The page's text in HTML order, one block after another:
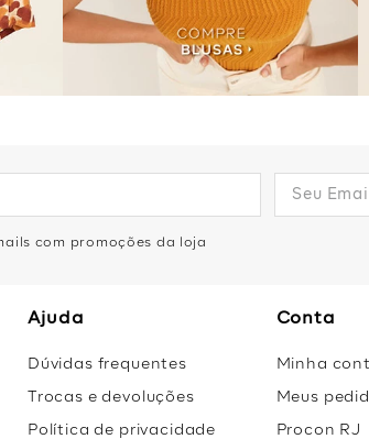
com promoções da loja
Ajuda
Dúvidas frequentes
Trocas e devoluções
Política de privacidade
Conta
Minha
Meus
Procon RJ